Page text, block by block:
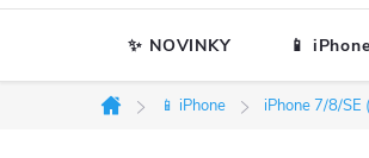
✨ NOVINKY 📱 iPhone
Domů
📱 iPhone iPhone 7/8/